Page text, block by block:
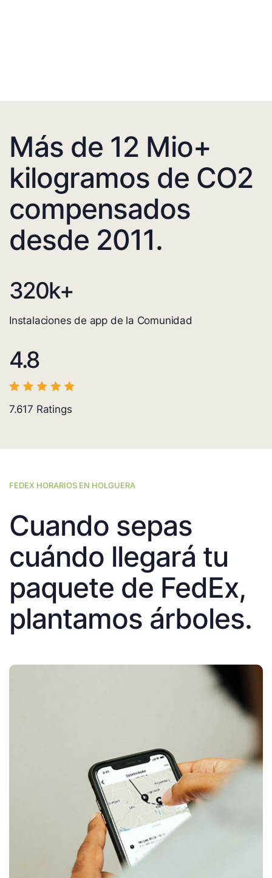
Más de 12 Mio+
kilogramos de CO2
compensados
desde 2011.
320k+
Instalaciones de app de la Comunidad
4.8
7.617 Ratings
FEDEX HORARIOS EN HOLGUERA
Cuando sepas
cuándo llegará tu
paquete de FedEx,
plantamos árboles.